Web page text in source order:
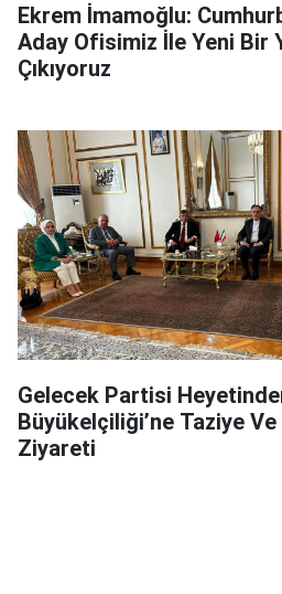
Ekrem İmamoğlu:
Aday Ofisimiz İle Yeni Bir
Çıkıyoruz
Gelecek Partisi
Büyükelçiliği’ne Taziye Ve
Ziyareti